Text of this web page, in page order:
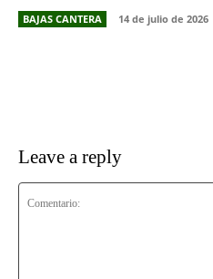
BAJAS CANTERA 14 de julio de 2026
Leave a reply